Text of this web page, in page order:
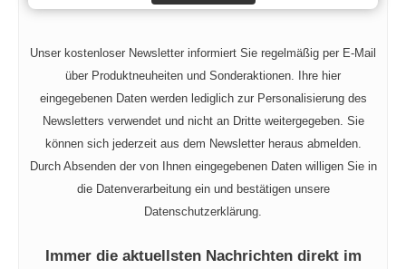
Unser kostenloser Newsletter informiert Sie regelmäßig per E-Mail
über Produktneuheiten und Sonderaktionen. Ihre hier
eingegebenen Daten werden lediglich zur Personalisierung des
Newsletters verwendet und nicht an Dritte weitergegeben. Sie
können sich jederzeit aus dem Newsletter heraus abmelden.
Durch Absenden der von Ihnen eingegebenen Daten willigen Sie in
die Datenverarbeitung ein und bestätigen unsere
Datenschutzerklärung.
Immer die aktuellsten Nachrichten direkt im